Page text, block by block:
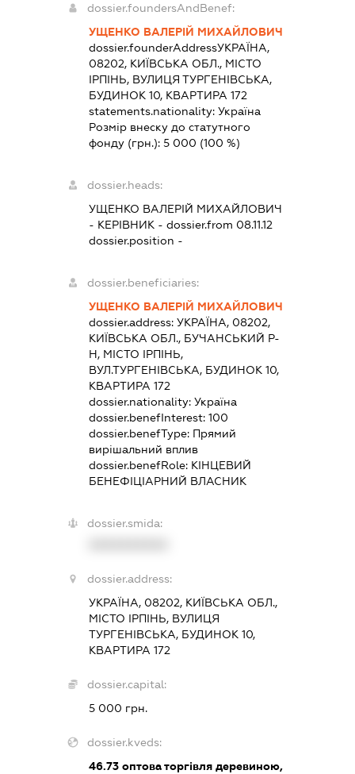
dossier.foundersAndBenef:
УЩЕНКО ВАЛЕРІЙ МИХАЙЛОВИЧ
dossier.founderAddressУКРАЇНА,
08202, КИЇВСЬКА ОБЛ., МІСТО
ІРПІНЬ, ВУЛИЦЯ ТУРГЕНІВСЬКА,
БУДИНОК 10, КВАРТИРА 172
statements.nationality: Україна
Розмір внеску до статутного
фонду (грн.): 5 000 (100 %)
dossier.heads:
УЩЕНКО ВАЛЕРІЙ МИХАЙЛОВИЧ
- КЕРІВНИК - dossier.from 08.11.12
dossier.position -
dossier.beneficiaries:
УЩЕНКО ВАЛЕРІЙ МИХАЙЛОВИЧ
dossier.address: УКРАЇНА, 08202,
КИЇВСЬКА ОБЛ., БУЧАНСЬКИЙ Р-
Н, МІСТО ІРПІНЬ,
ВУЛ.ТУРГЕНІВСЬКА, БУДИНОК 10,
КВАРТИРА 172
dossier.nationality: Україна
dossier.benefInterest: 100
dossier.benefType: Прямий
вирішальний вплив
dossier.benefRole: КІНЦЕВИЙ
БЕНЕФІЦІАРНИЙ ВЛАСНИК
dossier.smida:
dossier.address:
УКРАЇНА, 08202, КИЇВСЬКА ОБЛ.,
МІСТО ІРПІНЬ, ВУЛИЦЯ
ТУРГЕНІВСЬКА, БУДИНОК 10,
КВАРТИРА 172
dossier.capital:
5 000 грн.
dossier.kveds:
46.73оптова торгівля деревиною,